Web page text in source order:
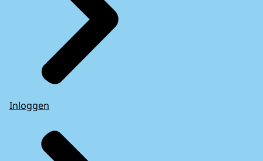
Inloggen